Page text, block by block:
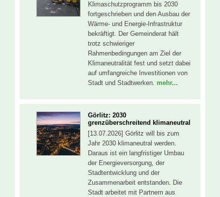
Klimaschutzprogramm bis 2030
fortgeschrieben und den Ausbau der
Wärme- und Energie-Infrastruktur
bekräftigt. Der Gemeinderat hält
trotz schwieriger
Rahmenbedingungen am Ziel der
Klimaneutralität fest und setzt dabei
auf umfangreiche Investitionen von
Stadt und Stadtwerken. mehr...
Görlitz: 2030
grenzüberschreitend klimaneutral
[13.07.2026] Görlitz will bis zum
Jahr 2030 klimaneutral werden.
Daraus ist ein langfristiger Umbau
der Energieversorgung, der
Stadtentwicklung und der
Zusammenarbeit entstanden. Die
Stadt arbeitet mit Partnern aus